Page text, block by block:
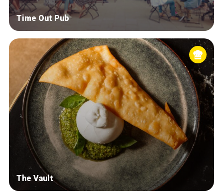
Time Out Pub
The Vault